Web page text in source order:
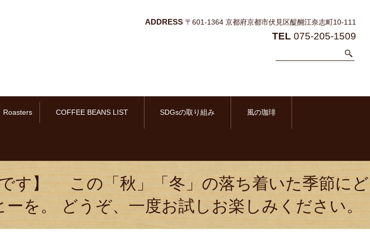
ADDRESS 〒601-1364 京都府京都市伏見区醍醐江奈志町10-111
TEL 075-205-1509
Roasters COFFEE BEANS LIST SDGsの取り組み 風の珈琲
す】 この「秋」「冬」の落ち着いた季節にど
を。 どうぞ、一度お試しお楽しみください。